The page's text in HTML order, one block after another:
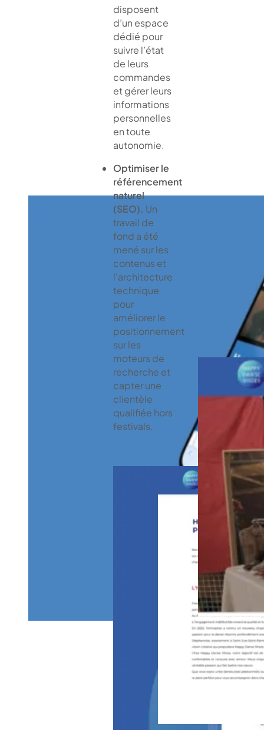
disposent
d’un espace
dédié pour
suivre l’état
de leurs
commandes
et gérer leurs
informations
personnelles
en toute
autonomie.
Optimiser le
référencement
naturel
(SEO). Un
travail de
fond a été
mené sur les
contenus et
l'architecture
technique
pour
améliorer le
positionnement
sur les
moteurs de
recherche et
capter une
clientèle
qualifiée hors
festivals.